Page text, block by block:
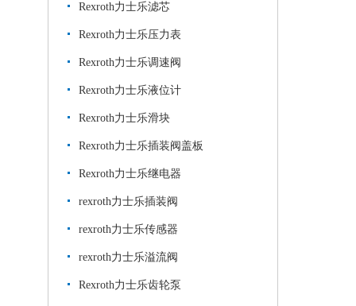
Rexroth力士乐滤芯
Rexroth力士乐压力表
Rexroth力士乐调速阀
Rexroth力士乐液位计
Rexroth力士乐滑块
Rexroth力士乐插装阀盖板
Rexroth力士乐继电器
rexroth力士乐插装阀
rexroth力士乐传感器
rexroth力士乐溢流阀
Rexroth力士乐齿轮泵